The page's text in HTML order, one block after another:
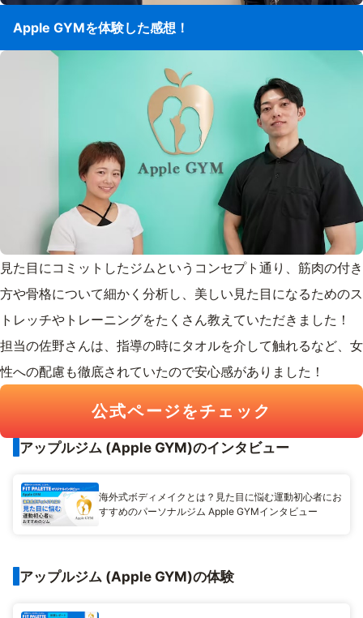
Apple GYMを体験した感想！
見た目にコミットしたジムというコンセプト通り、筋肉の付き
方や骨格について細かく分析し、美しい見た目になるためのス
トレッチやトレーニングをたくさん教えていただきました！
担当の佐野さんは、指導の時にタオルを介して触れるなど、女
性への配慮も徹底されていたので安心感がありました！
公式ページをチェック
アップルジム (Apple GYM)のインタビュー
海外式ボディメイクとは？見た目に悩む運動初心者にお
すすめのパーソナルジム Apple GYMインタビュー
アップルジム (Apple GYM)の体験